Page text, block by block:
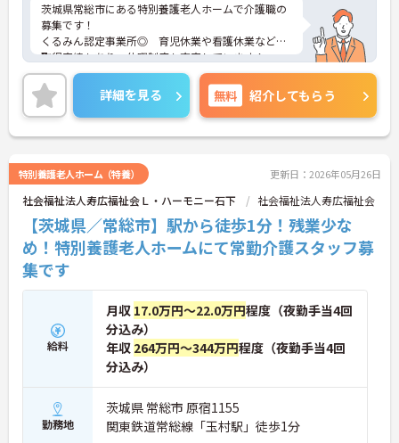
茨城県常総市にある特別養護老人ホームで介護職の
募集です！
くるみん認定事業所◎ 育児休業や看護休業などの
取得実績もあり、休暇制度も充実しています！
また無料駐車場つきでマイカー通勤もOK♪ 介護職
員初任者研修を割引価格で受講できます☆
ご興味のある方には、面接対策ポイントなど、さら
に詳細をお話しいたしますのでお気軽にご相談くだ
さい！
詳細を見る 無料 紹介してもらう
特別養護老人ホーム（特養） 更新日：2026年05月26日
社会福祉法人寿広福祉会Ｌ・ハーモニー石下 社会福祉法人寿広福祉会
【茨城県／常総市】駅から徒歩1分！残業少な
め！特別養護老人ホームにて常勤介護スタッフ募
集です
給料
月収 17.0万円～22.0万円程度（夜勤手当4回
分込み）
年収 264万円～344万円程度（夜勤手当4回
分込み）
勤務地
茨城県 常総市 原宿1155
関東鉄道常総線「玉村駅」徒歩1分